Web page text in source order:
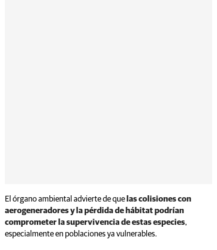
El órgano ambiental advierte de que las colisiones con
aerogeneradores y la pérdida de hábitat podrían
comprometer la supervivencia de estas especies,
especialmente en poblaciones ya vulnerables.